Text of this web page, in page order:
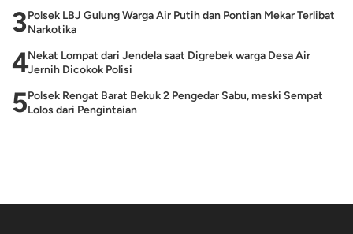
3Polsek LBJ Gulung Warga Air Putih dan Pontian Mekar Terlibat
Narkotika
4Nekat Lompat dari Jendela saat Digrebek warga Desa Air
Jernih Dicokok Polisi
5Polsek Rengat Barat Bekuk 2 Pengedar Sabu, meski Sempat
Lolos dari Pengintaian